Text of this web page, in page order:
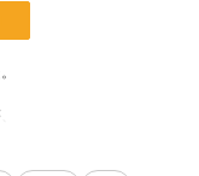
ディ。